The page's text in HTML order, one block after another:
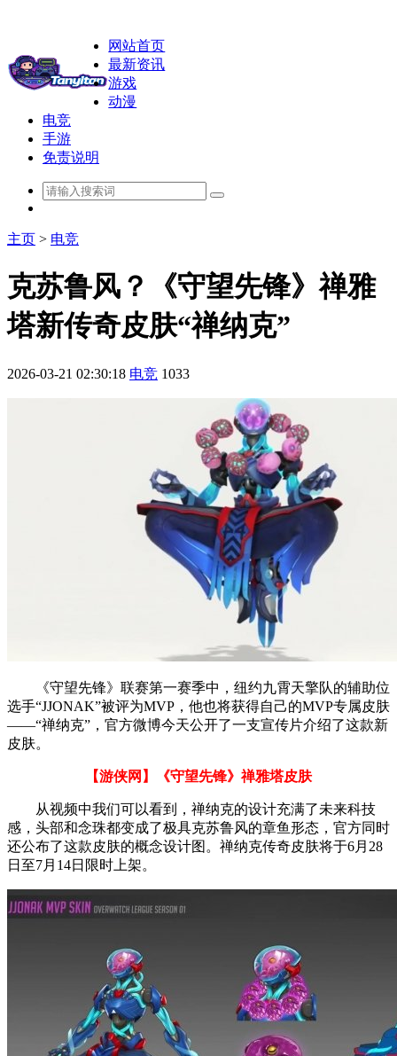
网站首页
最新资讯
游戏
动漫
电竞
手游
免责说明
主页 > 电竞
克苏鲁风？《守望先锋》禅雅
塔新传奇皮肤“禅纳克”
2026-03-21 02:30:18 电竞 1033
《守望先锋》联赛第一赛季中，纽约九霄天擎队的辅助位
选手“JJONAK”被评为MVP，他也将获得自己的MVP专属皮肤
——“禅纳克”，官方微博今天公开了一支宣传片介绍了这款新
皮肤。
【游侠网】《守望先锋》禅雅塔皮肤
从视频中我们可以看到，禅纳克的设计充满了未来科技
感，头部和念珠都变成了极具克苏鲁风的章鱼形态，官方同时
还公布了这款皮肤的概念设计图。禅纳克传奇皮肤将于6月28
日至7月14日限时上架。